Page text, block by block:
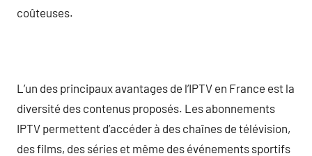
coûteuses.
L’un des principaux avantages de l’IPTV en France est la
diversité des contenus proposés. Les abonnements
IPTV permettent d’accéder à des chaînes de télévision,
des films, des séries et même des événements sportifs